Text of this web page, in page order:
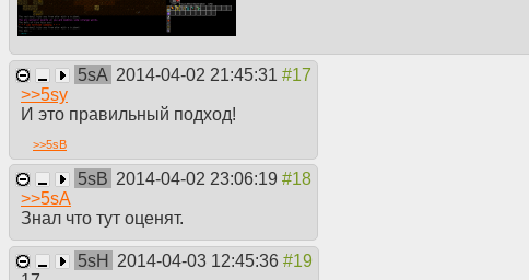
5sA 2014-04-02 21:45:31
>>5sy
И это правильный подход!
>>5sB
5sB 2014-04-02 23:06:19
>>5sA
Знал что тут оценят.
5sH
2014-04-03 12:45:36